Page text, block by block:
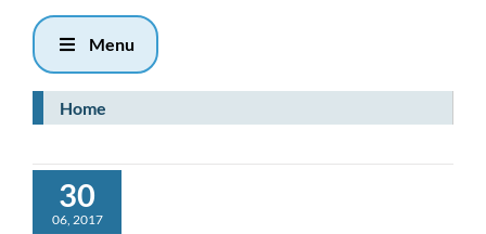
Menu
Home
30
06, 2017